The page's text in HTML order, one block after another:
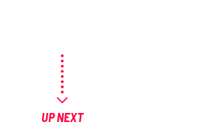
UP NEXT